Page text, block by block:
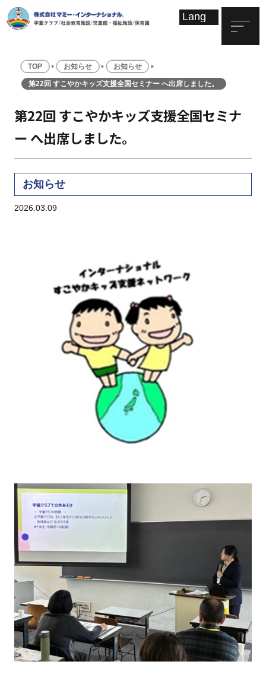
TOP お知らせ お知らせ
第22回 すこやかキッズ支援全国セミナー へ出席しました。
第22回 すこやかキッズ支援全国セミナ
ー へ出席しました。
お知らせ
2026.03.09